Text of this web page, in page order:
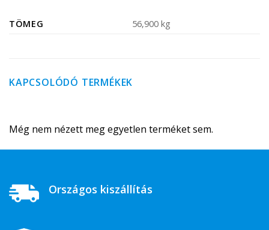
TÖMEG 56,900 kg
KAPCSOLÓDÓ TERMÉKEK
Még nem nézett meg egyetlen terméket sem.
Országos kiszállítás